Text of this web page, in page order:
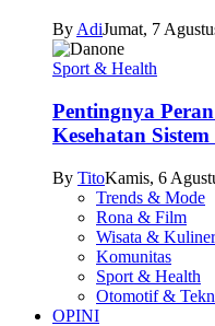
By AdiJumat, 7
Sport & Health
Pentingnya
Kesehatan
By TitoKamis, 6
Trends & Mode
Rona & Film
Wisata & Kuliner
Komunitas
Sport & Health
Otomotif &
OPINI